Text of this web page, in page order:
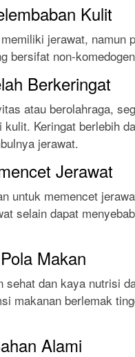
Kulit
jerawat, namun
bersifat non-
Berkeringat
atau berolahraga,
kulit. Keringat berlebih
jerawat.
Jerawat
untuk memencet
selain dapat
Makan
sehat dan kaya nutrisi
makanan berlemak
Alami